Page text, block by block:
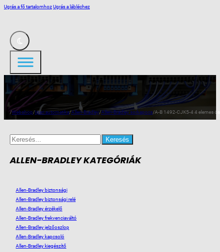
Ugrás a fő tartalomhozUgrás a lábléchez
/Webshop/Ipari automatika/Allen-Bradley/Allen-Bradley sorkapocs/A-B 1492-CJK5-4 4 elemes
Search
for:
ALLEN-BRADLEY KATEGÓRIÁK
Allen-Bradley biztonsági
Allen-Bradley biztonsági relé
Allen-Bradley érzékelő
Allen-Bradley frekvenciaváltó
Allen-Bradley jelzőoszlop
Allen-Bradley kapcsoló
Allen-Bradley kiegészítő